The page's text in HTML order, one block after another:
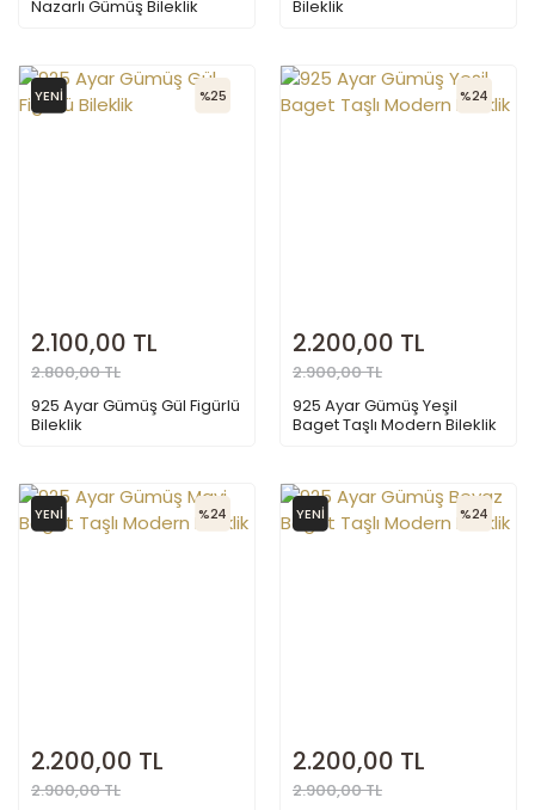
Nazarlı Gümüş Bileklik
Bileklik
YENİ %25
2.100,00 TL
2.800,00 TL
925 Ayar Gümüş Gül Figürlü
Bileklik
%24
2.200,00 TL
2.900,00 TL
925 Ayar Gümüş Yeşil
Baget Taşlı Modern Bileklik
YENİ %24
2.200,00 TL
2.900,00 TL
YENİ %24
2.200,00 TL
2.900,00 TL